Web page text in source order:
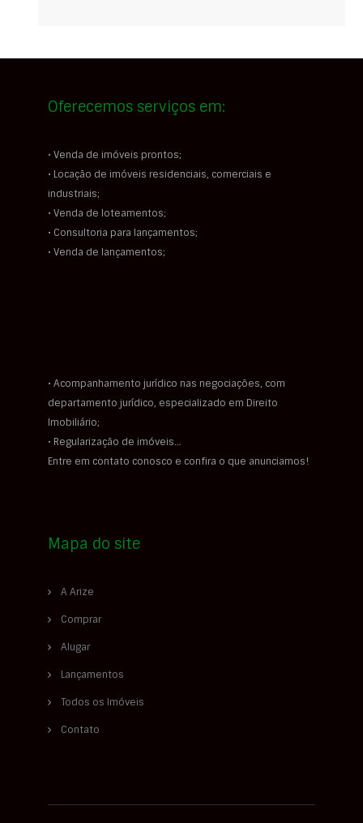
Oferecemos serviços em:
• Venda de imóveis prontos;
• Locação de imóveis residenciais, comerciais e
industriais;
• Venda de loteamentos;
• Consultoria para lançamentos;
• Venda de lançamentos;
• Acompanhamento jurídico nas negociações, com
departamento jurídico, especializado em Direito
Imobiliário;
• Regularização de imóveis…
Entre em contato conosco e confira o que anunciamos!
Mapa do site
A Arize
Comprar
Alugar
Lançamentos
Todos os Imóveis
Contato